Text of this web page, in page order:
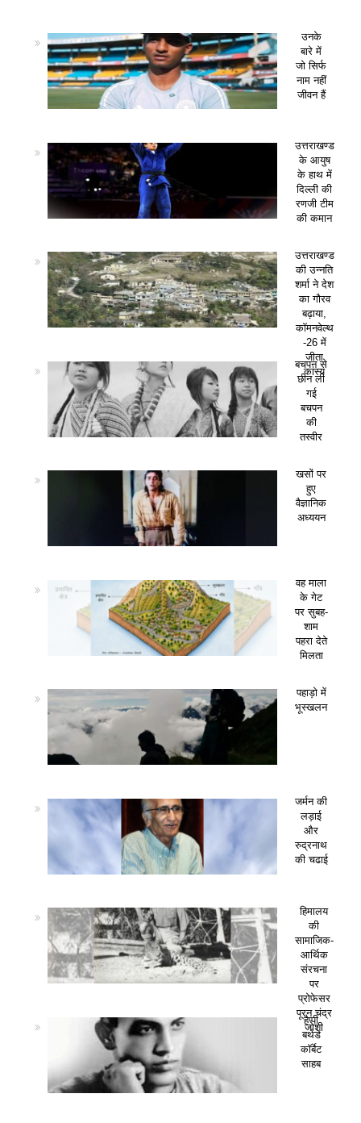
उनके
बारे में
जो सिर्फ
नाम नहीं
जीवन हैं
उत्तराखण्ड
के आयुष
के हाथ में
दिल्ली की
रणजी टीम
की कमान
उत्तराखण्ड
की उन्नति
शर्मा ने देश
का गौरव
बढ़ाया,
कॉमनवेल्थ
-26 में
जीता
कांस्य
बचपन से
छीन ली
गई
बचपन
की
तस्वीर
खसों पर
हुए
वैज्ञानिक
अध्ययन
वह माला
के गेट
पर सुबह-
शाम
पहरा देते
मिलता
पहाड़ो में
भूस्खलन
जर्मन की
लड़ाई
और
रुद्रनाथ
की चढाई
हिमालय
की
सामाजिक-
आर्थिक
संरचना
पर
प्रोफेसर
पूरन चंद्र
जोशी
हैप्पी
बर्थडे
कॉर्बेट
साहब